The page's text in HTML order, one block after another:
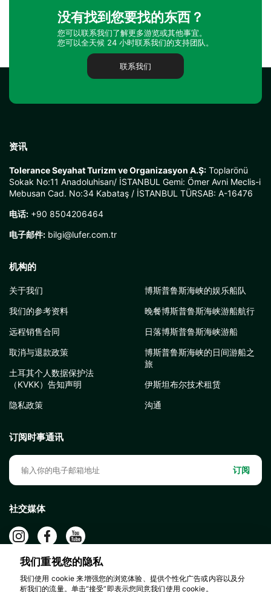
没有找到您要找的东西？
您可以联系我们了解更多游览或其他事宜。
您可以全天候 24 小时联系我们的支持团队。
联系我们
资讯
Tolerance Seyahat Turizm ve Organizasyon A.Ş: Toplarönü
Sokak No:11 Anadoluhisarı/ İSTANBUL Gemi: Ömer Avni Meclis-i
Mebusan Cad. No:34 Kabataş / İSTANBUL TÜRSAB: A-16476
电话: +90 8504206464
电子邮件: bilgi@lufer.com.tr
机构的
关于我们
我们的参考资料
远程销售合同
取消与退款政策
土耳其个人数据保护法
（KVKK）告知声明
隐私政策
博斯普鲁斯海峡的娱乐船队
晚餐博斯普鲁斯海峡游船航行
日落博斯普鲁斯海峡游船
博斯普鲁斯海峡的日间游船之
旅
伊斯坦布尔技术租赁
沟通
订阅时事通讯
订阅
社交媒体
我们重视您的隐私
我们使用 cookie 来增强您的浏览体验、提供个性化广告或内容以及分
析我们的流量。单击“接受”即表示您同意我们使用 cookie。